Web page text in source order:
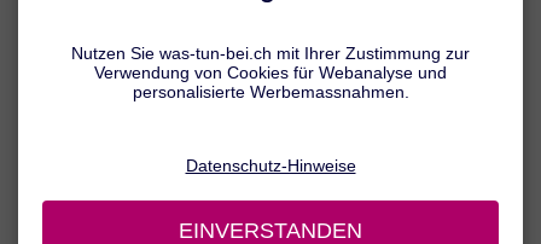
Übungen